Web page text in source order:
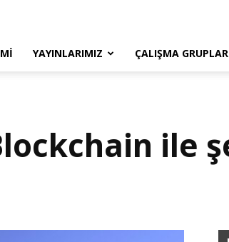
YAYINLARIMIZ ÇALIŞMA
ile